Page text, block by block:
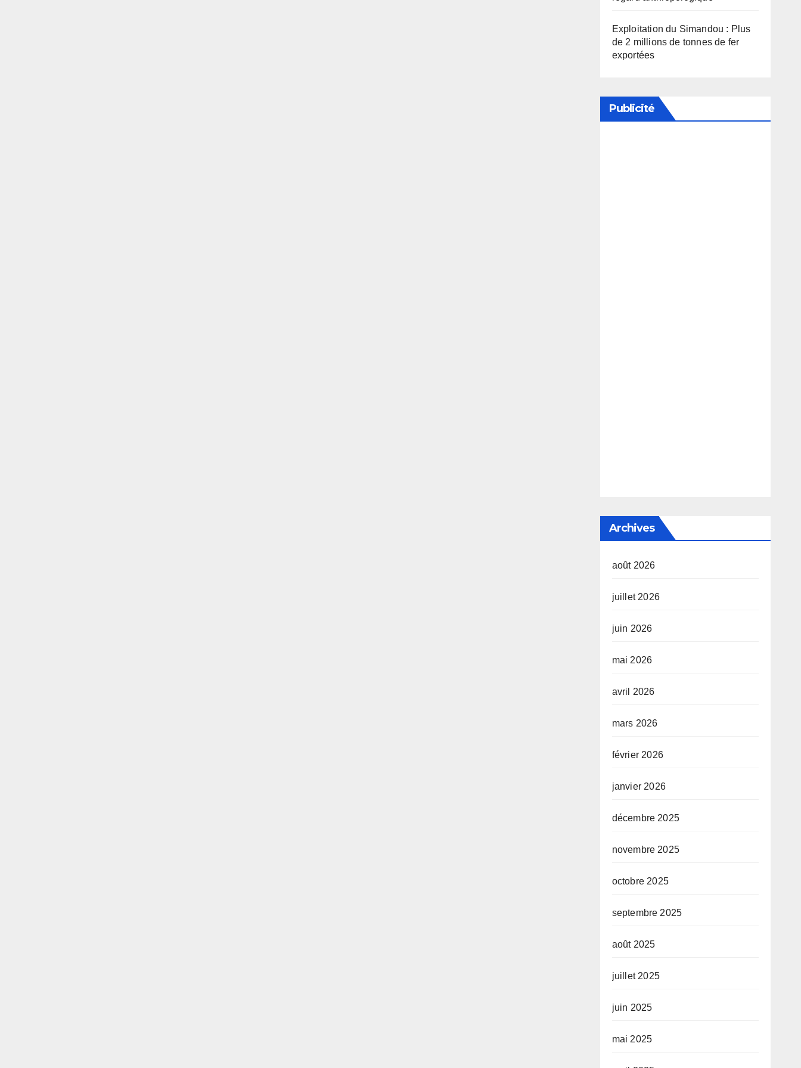
Exploitation du Simandou : Plus
de 2 millions de tonnes de fer
exportées
Publicité
Archives
août 2026
juillet 2026
juin 2026
mai 2026
avril 2026
mars 2026
février 2026
janvier 2026
décembre 2025
novembre 2025
octobre 2025
septembre 2025
août 2025
juillet 2025
juin 2025
mai 2025